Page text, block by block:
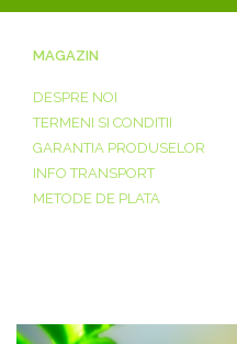
MAGAZIN
DESPRE NOI
TERMENI SI CONDITII
GARANTIA PRODUSELOR
INFO TRANSPORT
METODE DE PLATA